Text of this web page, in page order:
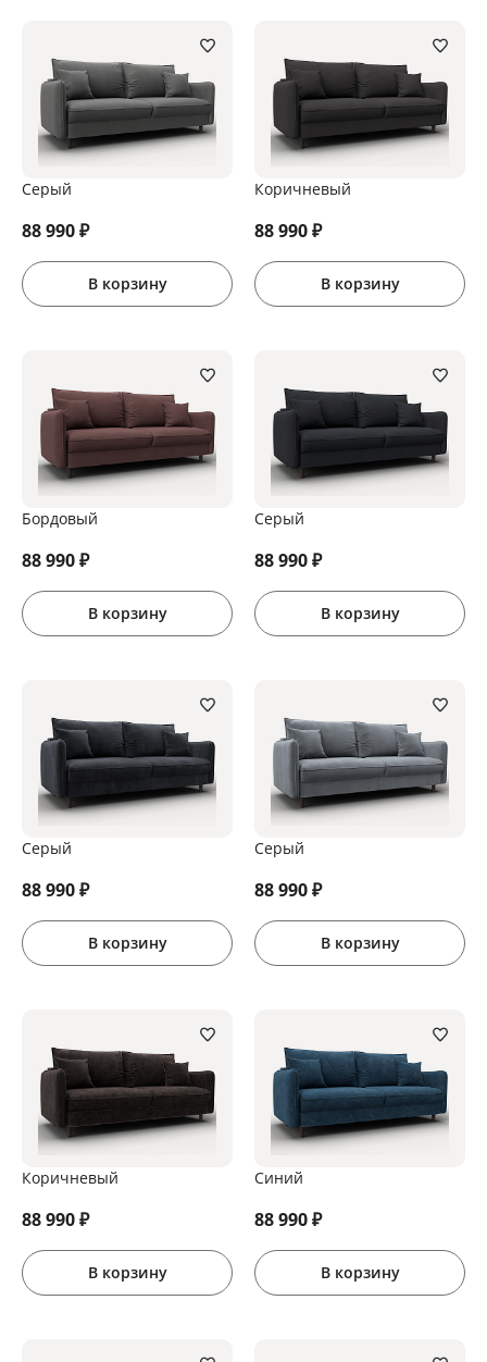
Серый
88 990₽
В корзину
Коричневый
88 990₽
В корзину
Бордовый
88 990₽
В корзину
Серый
88 990₽
В корзину
Серый
88 990₽
В корзину
Серый
88 990₽
В корзину
Коричневый
88 990₽
В корзину
Синий
88 990₽
В корзину